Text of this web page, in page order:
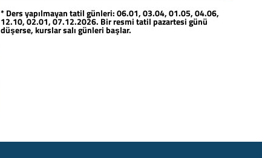
* Ders yapılmayan tatil günleri: 06.01, 03.04, 01.05, 04.06,
12.10, 02.01, 07.12.2026. Bir resmi tatil pazartesi günü
düşerse, kurslar salı günleri başlar.